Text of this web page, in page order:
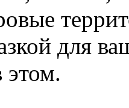
для
этом.